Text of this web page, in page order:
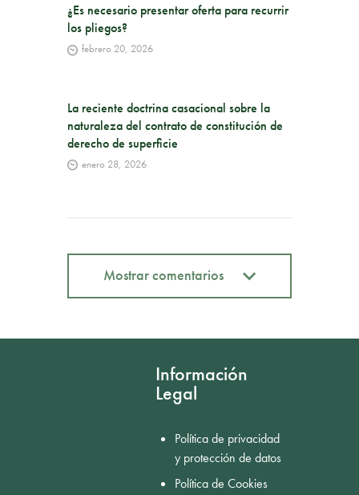
¿Es necesario presentar oferta para recurrir
los pliegos?
febrero 20, 2026
La reciente doctrina casacional sobre la
naturaleza del contrato de constitución de
derecho de superficie
enero 28, 2026
Mostrar comentarios
Información
Legal
Política de privacidad
y protección de datos
Política de Cookies